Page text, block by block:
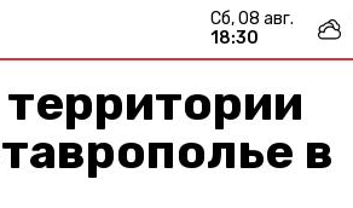
сб, 08 авг.
18:30
в